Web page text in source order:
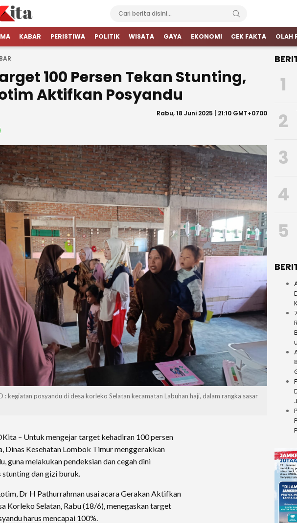
dari Lombok
KABAR PERISTIWA POLITIK WISATA GAYA EKONOMI CEK FAKTA OLAH
100 Persen Tekan Stunting,
Aktifkan Posyandu
Rabu, 18 Juni 2025 | 21:10 GMT+0700
: kegiatan posyandu di desa korleko Selatan kecamatan Labuhan haji, dalam rangka sasar
– Untuk mengejar target kehadiran 100 persen
Dinas Kesehatan Lombok Timur menggerakkan
guna melakukan pendeksian dan cegah dini
stunting dan gizi buruk.
Dr H Pathurrahman usai acara Gerakan Aktifkan
Korleko Selatan, Rabu (18/6), menegaskan target
harus mencapai 100%.
1
2
3
4
5